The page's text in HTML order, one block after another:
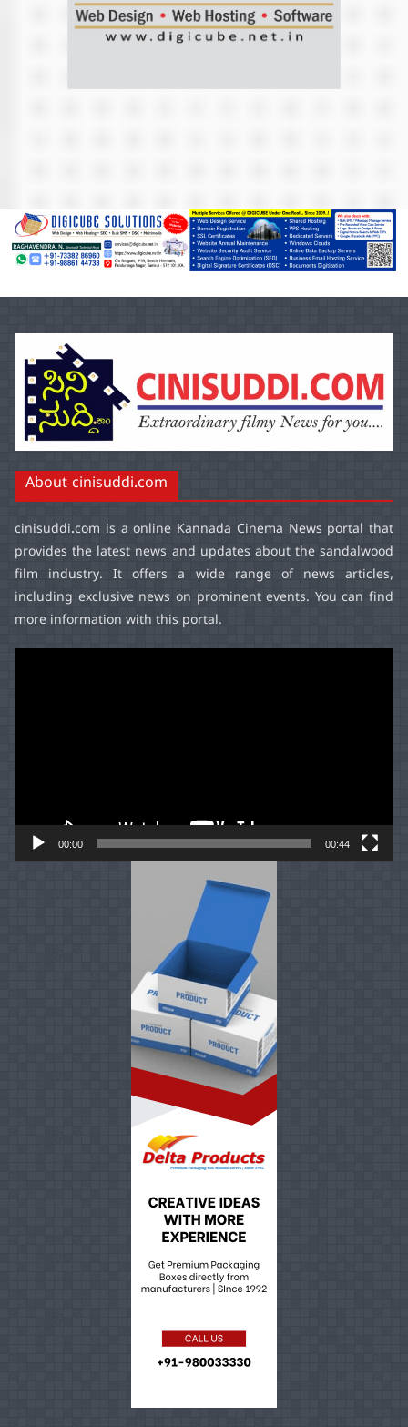
About cinisuddi.com
cinisuddi.com is a online Kannada Cinema News portal that
provides the latest news and updates about the sandalwood
film industry. It offers a wide range of news articles,
including exclusive news on prominent events. You can find
more information with this portal.
00:00 00:44